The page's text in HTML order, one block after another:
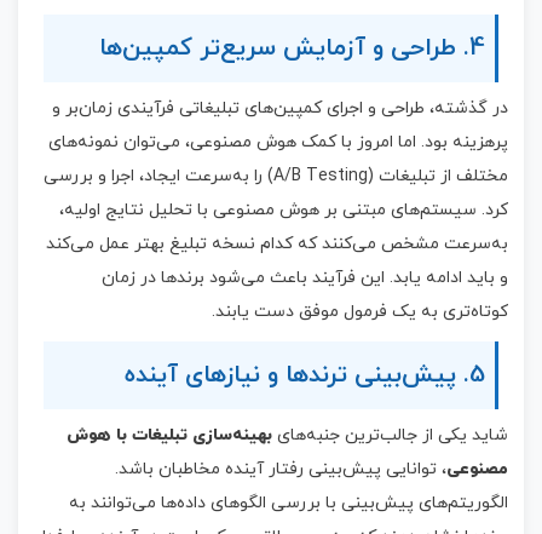
4. طراحی و آزمایش سریع‌تر کمپین‌ها
در گذشته، طراحی و اجرای کمپین‌های تبلیغاتی فرآیندی زمان‌بر و
پرهزینه بود. اما امروز با کمک هوش مصنوعی، می‌توان نمونه‌های
مختلف از تبلیغات (A/B Testing) را به‌سرعت ایجاد، اجرا و بررسی
کرد. سیستم‌های مبتنی بر هوش مصنوعی با تحلیل نتایج اولیه،
به‌سرعت مشخص می‌کنند که کدام نسخه تبلیغ بهتر عمل می‌کند
و باید ادامه یابد. این فرآیند باعث می‌شود برندها در زمان
کوتاه‌تری به یک فرمول موفق دست یابند.
5. پیش‌بینی ترندها و نیازهای آینده
شاید یکی از جالب‌ترین جنبه‌های بهینه‌سازی تبلیغات با هوش
مصنوعی، توانایی پیش‌بینی رفتار آینده مخاطبان باشد.
الگوریتم‌های پیش‌بینی با بررسی الگوهای داده‌ها می‌توانند به